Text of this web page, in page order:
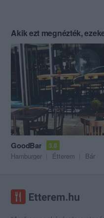
Akik ezt megnézték,
GoodBar 3.8
Hamburger Étterem Bár